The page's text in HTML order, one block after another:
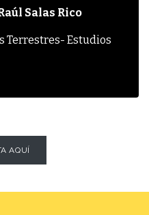
Salas Rico
Terrestres- Estudios
AQUÍ